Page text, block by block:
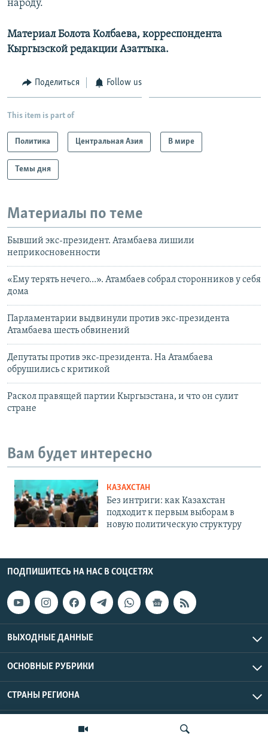
народу.
Материал Болота Колбаева, корреспондента
Кыргызской редакции Азаттыка.
Поделиться Follow us
This item is part of
Политика Центральная Азия В мире
Темы дня
Материалы по теме
Бывший экс-президент. Атамбаева лишили
неприкосновенности
«Ему терять нечего…». Атамбаев собрал сторонников у себя
дома
Парламентарии выдвинули против экс-президента
Атамбаева шесть обвинений
Депутаты против экс-президента. На Атамбаева
обрушились с критикой
Раскол правящей партии Кыргызстана, и что он сулит
стране
Вам будет интересно
КАЗАХСТАН
Без интриги: как Казахстан
подходит к первым выборам в
новую политическую структуру
ПОДПИШИТЕСЬ НА НАС В СОЦСЕТЯХ
ВЫХОДНЫЕ ДАННЫЕ
ОСНОВНЫЕ РУБРИКИ
СТРАНЫ РЕГИОНА
Азаттык Азия © 2026 RFE/RL, Inc. | Все права защищены.